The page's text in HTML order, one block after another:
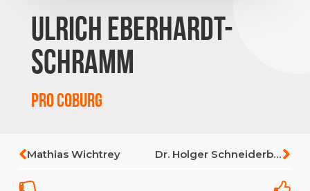
Ulrich Eberhardt-
Schramm
Pro Coburg
Mathias Wichtrey Dr. Holger Schneiderbanger